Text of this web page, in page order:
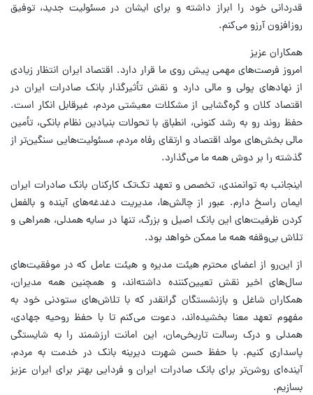
قدردانی خود را ابراز داشته و برای ایشان در مسئولیت جدید، توفیق
روزافزون آرزو می‌کنم.
همکاران عزیز
امروز فرصت‌های مهمی پیش روی ما قرار دارد. اقتصاد ایران انتظار زیادی
از نهادهای پولی و مالی دارد و نقش تأثیرگذار بانک صادرات ایران در
اقتصاد کلان و گره‌گشایی از مشکلات معیشتی مردم، غیرقابل انکار است.
حفظ روند رو به رشد کنونی، انطباق با تحولات بنیادین نظام بانکی، تأمین
مالی بخش‌های مولد اقتصاد و ارتقای رفاه مردم، مسئولیت‌هایی سنگین‌تر از
گذشته را بر دوش همه ما می‌گذارد.
اینجانب به توانمندی، تخصص و تعهد تک‌تک کارکنان بانک صادرات ایران
ایمان راسخ دارم. عبور از چالش‌ها، مدیریت دغدغه‌های آینده و بالفعل
کردن ظرفیت‌های این بانک اصیل و بزرگ، تنها در سایه همدلی، همراهی و
تلاش بی‌وقفه همه ما ممکن خواهد بود.
از این‌رو از اعضای محترم هیئت مدیره و هیئت عامل که در موفقیت‌های
سال‌های اخیر نقش تعیین‌کننده داشته‌اند، و همچنین همه مدیران،
همکاران شاغل و بازنشستگان گرانقدر که با تلاش‌های ستودنی خود به
مفهوم تعهد معنا بخشیده‌اند، دعوت می‌کنم تا با حفظ روحیه جهادی،
همدلی و درک رسالت تاریخی‌مان، این امانت ارزشمند را به شایستگی
پاسداری کنیم. با حفظ حسن شهرت دیرینه بانک در خدمت به مردم،
آینده‌ای روشن‌تر برای بانک صادرات ایران و فردایی بهتر برای ایران عزیز
بسازیم.